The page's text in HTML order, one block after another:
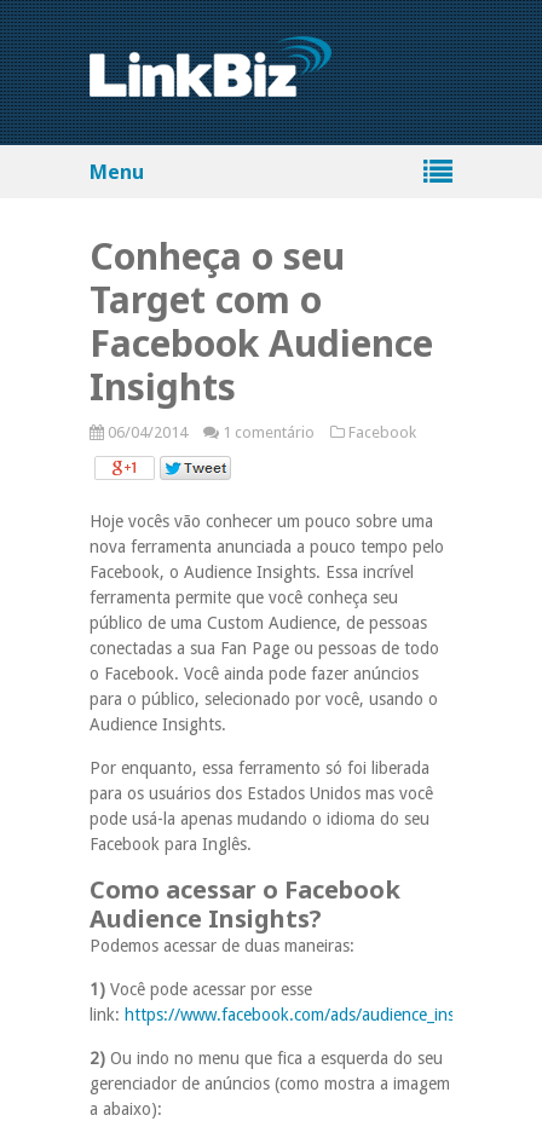
Menu
Conheça o seu
Target com o
Facebook Audience
Insights
06/04/2014 1 comentário Facebook
Hoje vocês vão conhecer um pouco sobre uma
nova ferramenta anunciada a pouco tempo pelo
Facebook, o Audience Insights. Essa incrível
ferramenta permite que você conheça seu
público de uma Custom Audience, de pessoas
conectadas a sua Fan Page ou pessoas de todo
o Facebook. Você ainda pode fazer anúncios
para o público, selecionado por você, usando o
Audience Insights.
Por enquanto, essa ferramento só foi liberada
para os usuários dos Estados Unidos mas você
pode usá-la apenas mudando o idioma do seu
Facebook para Inglês.
Como acessar o Facebook
Audience Insights?
Podemos acessar de duas maneiras:
1) Você pode acessar por esse
link: https://www.facebook.com/ads/audience_insights
2) Ou indo no menu que fica a esquerda do seu
gerenciador de anúncios (como mostra a imagem
a abaixo):